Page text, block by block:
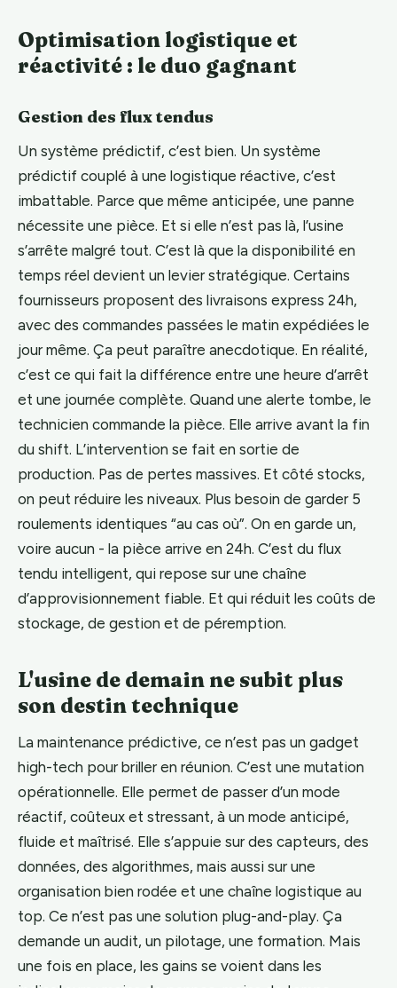
Optimisation logistique et
réactivité : le duo gagnant
Gestion des flux tendus
Un système prédictif, c’est bien. Un système
prédictif couplé à une logistique réactive, c’est
imbattable. Parce que même anticipée, une panne
nécessite une pièce. Et si elle n’est pas là, l’usine
s’arrête malgré tout. C’est là que la disponibilité en
temps réel devient un levier stratégique. Certains
fournisseurs proposent des livraisons express 24h,
avec des commandes passées le matin expédiées le
jour même. Ça peut paraître anecdotique. En réalité,
c’est ce qui fait la différence entre une heure d’arrêt
et une journée complète. Quand une alerte tombe, le
technicien commande la pièce. Elle arrive avant la fin
du shift. L’intervention se fait en sortie de
production. Pas de pertes massives. Et côté stocks,
on peut réduire les niveaux. Plus besoin de garder 5
roulements identiques “au cas où”. On en garde un,
voire aucun - la pièce arrive en 24h. C’est du flux
tendu intelligent, qui repose sur une chaîne
d’approvisionnement fiable. Et qui réduit les coûts de
stockage, de gestion et de péremption.
L'usine de demain ne subit plus
son destin technique
La maintenance prédictive, ce n’est pas un gadget
high-tech pour briller en réunion. C’est une mutation
opérationnelle. Elle permet de passer d’un mode
réactif, coûteux et stressant, à un mode anticipé,
fluide et maîtrisé. Elle s’appuie sur des capteurs, des
données, des algorithmes, mais aussi sur une
organisation bien rodée et une chaîne logistique au
top. Ce n’est pas une solution plug-and-play. Ça
demande un audit, un pilotage, une formation. Mais
une fois en place, les gains se voient dans les